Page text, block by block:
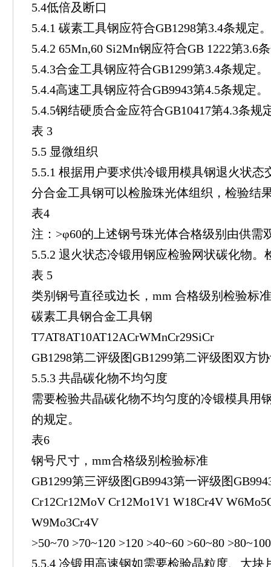
5.4低倍及断口
5.4.1 碳素工具钢应符合GB1298第3.4条规定。
5.4.2 65Mn,60 Si2Mn钢应符合GB 1222第3.6
5.4.3合金工具钢应符合GB1299第3.4条规定。
5.4.4高速工具钢应符合GB9943第4.5条规定。
5.4.5钢结硬质合金应符合GB10417第4.3条规
表 3
5.5 显微组织
5.5.1 根据用户要求供冷锻用模具钢退火状
分合金工具钢可以检脸珠光体组织，检验结
表4
注：>φ60的上述钢号珠光体合格级别由供需
5.5.2 退火状态冷锻用钢应检验网状碳化物。
表 5
类别钢号直径或边长，mm 合格级别检验标准
碳素工具钢合金工具钢
T7AT8AT10AT12ACrWMnCr29SiCr
GB1298第二评级图GB1299第二评级图双方
5.5.3 共晶碳化物不均匀度
需要检验共晶碳化物不均匀度的冷锻模具用
的规定。
表6
钢号尺寸，mm合格级别检验标准
GB1299第三评级图GB9943第一评级图
Cr12Cr12MoV Cr12Mo1V1 W18Cr4V
W9Mo3Cr4V
>50~70 >70~120 >120 >40~60 >60~80
5.5.4 冷锻用高速钢如需要检验晶粒度、大